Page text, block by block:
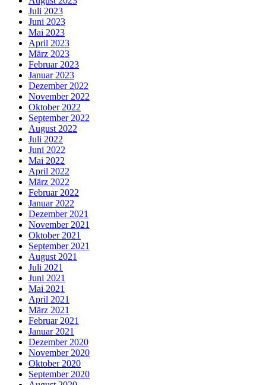
Juli 2023
Juni 2023
Mai 2023
April 2023
März 2023
Februar 2023
Januar 2023
Dezember 2022
November 2022
Oktober 2022
September 2022
August 2022
Juli 2022
Juni 2022
Mai 2022
April 2022
März 2022
Februar 2022
Januar 2022
Dezember 2021
November 2021
Oktober 2021
September 2021
August 2021
Juli 2021
Juni 2021
Mai 2021
April 2021
März 2021
Februar 2021
Januar 2021
Dezember 2020
November 2020
Oktober 2020
September 2020